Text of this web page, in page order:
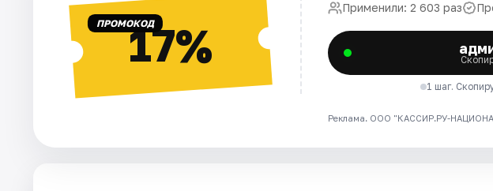
Рейтинги ПРОМОКОД17%
Применили: 2 603 раз
1 шаг.
Реклама. ООО "КАССИР.РУ-